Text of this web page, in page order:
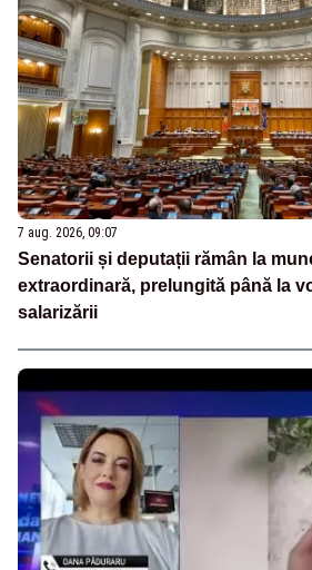
7 aug. 2026, 09:07
Senatorii și deputații rămân la
extraordinară, prelungită până la
salarizării